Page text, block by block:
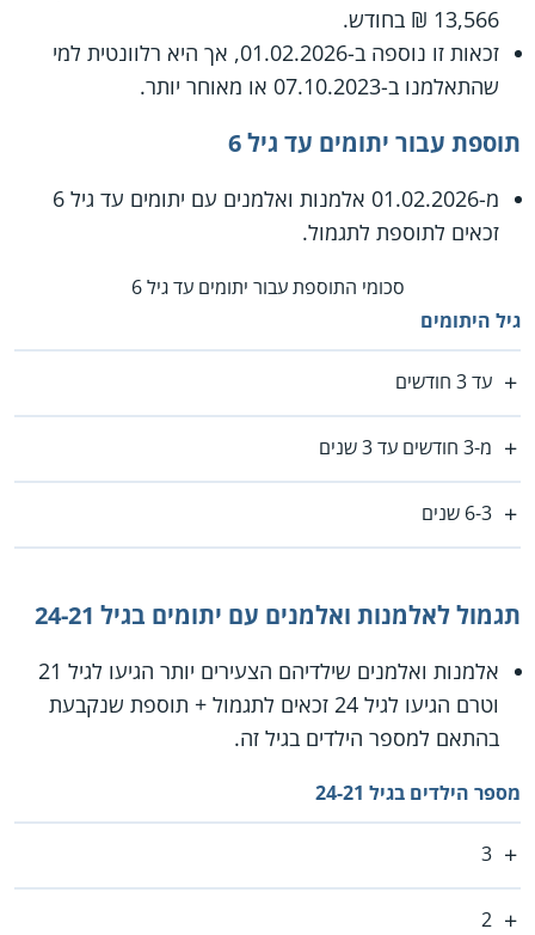
13,566 ₪ בחודש.
זכאות זו נוספה ב-01.02.2026, אך היא רלוונטית למי
שהתאלמנו ב-07.10.2023 או מאוחר יותר.
תוספת עבור יתומים עד גיל 6
מ-01.02.2026 אלמנות ואלמנים עם יתומים עד גיל 6
זכאים לתוספת לתגמול.
סכומי התוספת עבור יתומים עד גיל 6
גיל היתומים
עד 3 חודשים
מ-3 חודשים עד 3 שנים
6-3 שנים
תגמול לאלמנות ואלמנים עם יתומים בגיל 24-21
אלמנות ואלמנים שילדיהם הצעירים יותר הגיעו לגיל 21
וטרם הגיעו לגיל 24 זכאים לתגמול + תוספת שנקבעת
בהתאם למספר הילדים בגיל זה.
מספר הילדים בגיל 24-21
3
2